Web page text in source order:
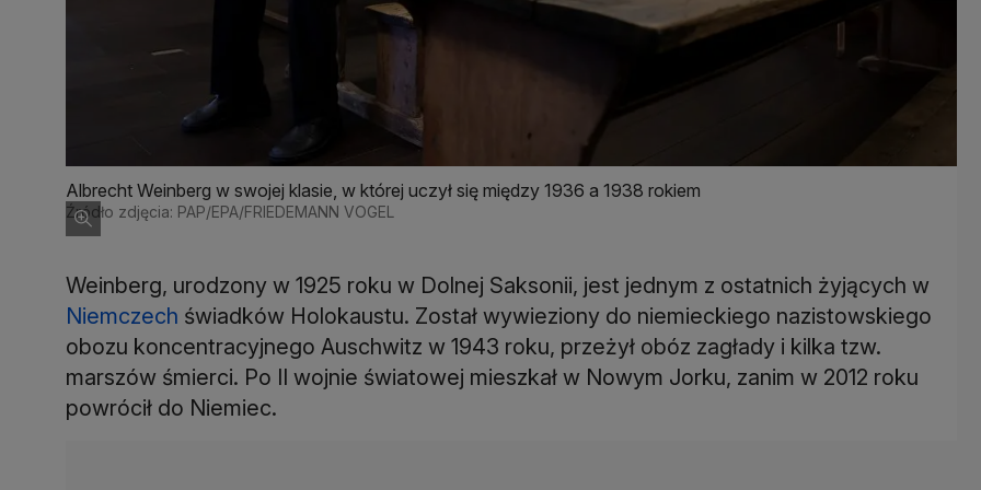
Albrecht Weinberg w swojej klasie, w której uczył się między 1936 a 1938 rokiem
Źródło zdjęcia: PAP/EPA/FRIEDEMANN VOGEL
Weinberg, urodzony w 1925 roku w Dolnej Saksonii, jest jednym z ostatnich żyjących w
Niemczech świadków Holokaustu. Został wywieziony do niemieckiego nazistowskiego
obozu koncentracyjnego Auschwitz w 1943 roku, przeżył obóz zagłady i kilka tzw.
marszów śmierci. Po II wojnie światowej mieszkał w Nowym Jorku, zanim w 2012 roku
powrócił do Niemiec.